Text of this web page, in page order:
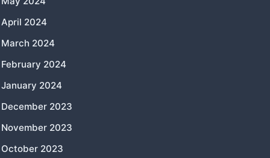
April 2024
March 2024
February 2024
January 2024
December 2023
November 2023
October 2023